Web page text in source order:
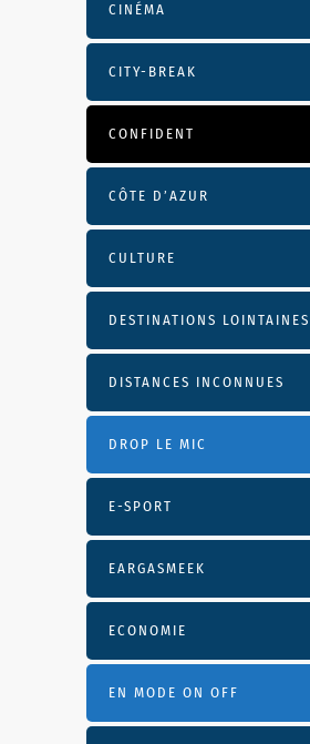
CINÉMA
CITY-BREAK
CONFIDENT
CÔTE D’AZUR
CULTURE
DESTINATIONS LOINTAINES
DISTANCES INCONNUES
DROP LE MIC
E-SPORT
EARGASMEEK
ECONOMIE
EN MODE ON OFF